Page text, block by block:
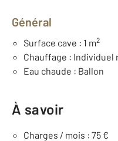
Général
Surface cave : 1 m2
Chauffage :
Eau chaude : Ballon
À savoir
Charges / mois : 75 €